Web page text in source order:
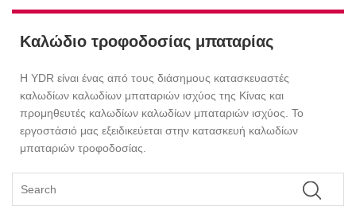
Καλώδιο τροφοδοσίας μπαταρίας
Η YDR είναι ένας από τους διάσημους κατασκευαστές
καλωδίων καλωδίων μπαταριών ισχύος της Κίνας και
προμηθευτές καλωδίων καλωδίων μπαταριών ισχύος. Το
εργοστάσιό μας εξειδικεύεται στην κατασκευή καλωδίων
μπαταριών τροφοδοσίας.